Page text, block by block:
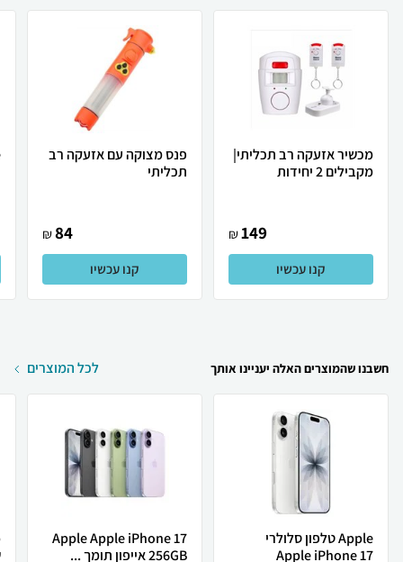
מכשיר אזעקה רב תכליתי|
מקבילים 2 יחידות
149
₪
קנו עכשיו
פנס מצוקה עם אזעקה רב
תכליתי
84
₪
קנו עכשיו
חשבנו שהמוצרים האלה יעניינו אותך לכל המוצרים
Apple טלפון סלולרי
Apple iPhone 17
Apple Apple iPhone 17
256GB אייפון תומך ...